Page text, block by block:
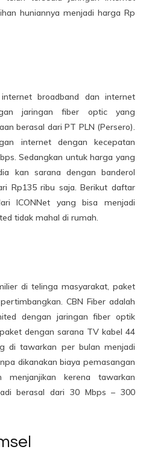
huniannya menjadi harga Rp
broadband dan internet
jaringan fiber optic yang
berasal dari PT PLN (Persero).
internet dengan kecepatan
Sedangkan untuk harga yang
kan sarana dengan banderol
Rp135 ribu saja. Berikut daftar
ICONNet yang bisa menjadi
tidak mahal di rumah.
di telinga masyarakat, paket
CBN Fiber adalah
dengan jaringan fiber optik
dengan sarana TV kabel 44
di tawarkan per bulan menjadi
dikanakan biaya pemasangan
kerena tawarkan
berasal dari 30 Mbps – 300